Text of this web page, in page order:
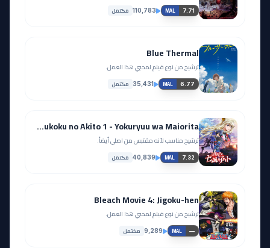
MAL 7.71
110,783 مكتمل
Blue Thermal
ترشيح من نوع فيلم لمحبي هذا العمل.
MAL 6.77
35,431 مكتمل
Code Geass: Boukoku no Akito 1 - Yokuryuu wa Maiorita
ترشيح مناسب لأنه مقتبس من اصلي أيضاً.
MAL 7.32
40,839 مكتمل
Bleach Movie 4: Jigoku-hen
ترشيح من نوع فيلم لمحبي هذا العمل.
MAL —
9,289 مكتمل